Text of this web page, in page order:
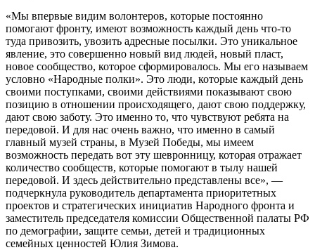
«Мы впервые видим волонтеров, которые постоянно
помогают фронту, имеют возможность каждый день что-то
туда привозить, увозить адресные посылки. Это уникальное
явление, это совершенно новый вид людей, новый пласт,
новое сообщество, которое сформировалось. Мы его называем
условно «Народные полки». Это люди, которые каждый день
своими поступками, своими действиями показывают свою
позицию в отношении происходящего, дают свою поддержку,
дают свою заботу. Это именно то, что чувствуют ребята на
передовой. И для нас очень важно, что именно в самый
главный музей страны, в Музей Победы, мы имеем
возможность передать вот эту шевронницу, которая отражает
количество сообществ, которые помогают в тылу нашей
передовой. И здесь действительно представлены все», —
подчеркнула руководитель департамента приоритетных
проектов и стратегических инициатив Народного фронта и
заместитель председателя комиссии Общественной палаты РФ
по демографии, защите семьи, детей и традиционных
семейных ценностей Юлия Зимова.